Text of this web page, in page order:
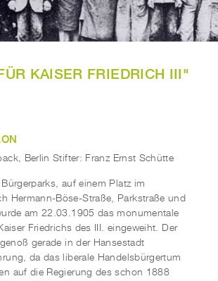
KAISER FRIEDRICH III"
Berlin Stifter: Franz Ernst Schütte
auf einem Platz im
Hermann-Böse-Straße, Parkstraße und
am 22.03.1905 das monumentale
Friedrichs des III. eingeweiht. Der
gerade in der Hansestadt
da das liberale Handelsbürgertum
auf die Regierung des schon 1888